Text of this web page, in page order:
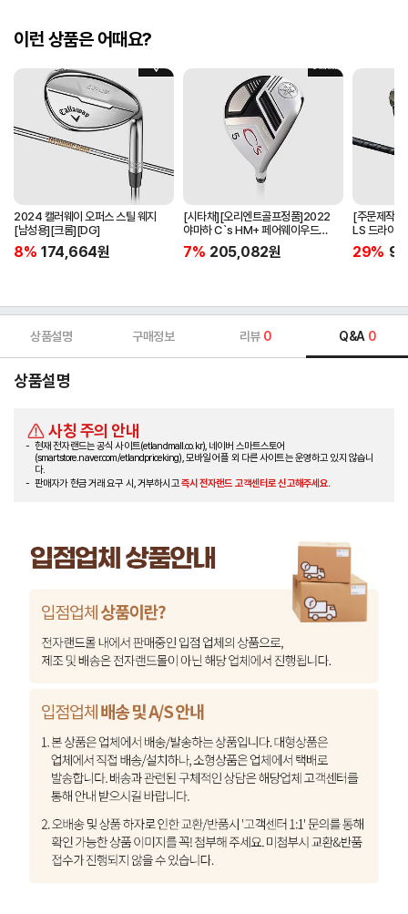
이런 상품은 어때요?
2024 캘러웨이 오퍼스 스틸 웨지
[남성용][크롬][DG]
8% 174,664원
[시타채][오리엔트골프정품]2022
야마하 C`s HM+ 페어웨이우드
[여성용][화이트][C`s HM+
ORIGINAL]
7% 205,082원
[주문제작
LS 드라이
BLACK]
29%
상품설명 구매정보 리뷰 0 Q&A 0
상품설명
사칭 주의 안내
현재 전자랜드는 공식 사이트(etlandmall.co.kr), 네이버 스마트스토어
(smartstore.naver.com/etlandpriceking), 모바일 어플 외 다른 사이트는 운영하고 있지 않습니
다.
판매자가 현금 거래 요구 시, 거부하시고즉시 전자랜드 고객센터로 신고해주세요.